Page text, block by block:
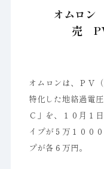
オムロン
売
オムロンは、ＰＶ
特化した地絡過電
Ｃ」を、１０月１
イプが５万１００
プが各６万円。